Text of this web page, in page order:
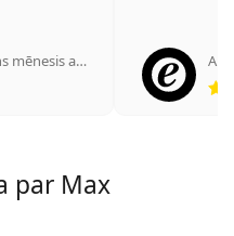
atpakaļ
par Max